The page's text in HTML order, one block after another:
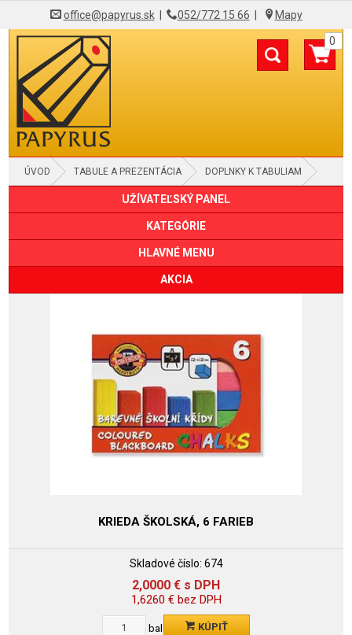
office@papyrus.sk| 052/772 15 66 Mapy
0
ÚVOD TABULE A PREZENTÁCIA DOPLNKY K TABULIAM
UŽÍVATEĽSKÝ PANEL
KATEGÓRIE
HLAVNÉ MENU
AKCIA
KRIEDA ŠKOLSKÁ, 6 FARIEB
Skladové číslo: 674
2,0000 € s DPH
1,6260 €bez DPH
bal KÚPIŤ